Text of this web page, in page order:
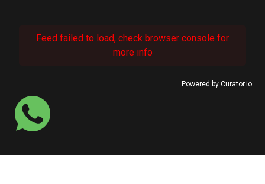
Feed failed to load, check browser console for
more info
Powered by Curator.io